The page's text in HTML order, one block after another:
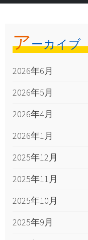
アーカイブ
2026年6月
2026年5月
2026年4月
2026年1月
2025年12月
2025年11月
2025年10月
2025年9月